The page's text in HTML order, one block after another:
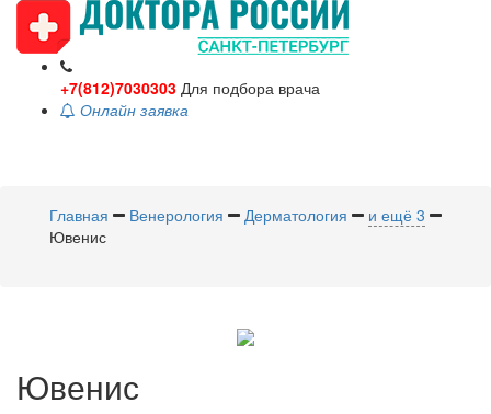
+7(812)7030303 Для подбора врача
Онлайн заявка
Главная
Венерология Дерматология
и ещё 3
Ювенис
Ювенис